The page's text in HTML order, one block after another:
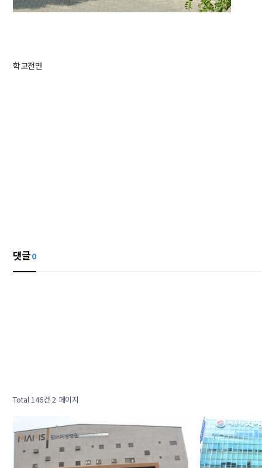
학교전면
댓글0
Total 146건 2 페이지